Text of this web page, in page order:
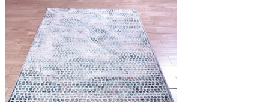
избранное сравнить